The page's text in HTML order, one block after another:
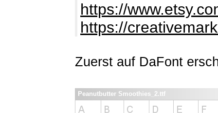
https://
https://
Zuerst auf DaFont
Peanutbutter Smoothies_2.ttf